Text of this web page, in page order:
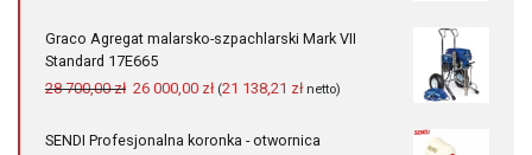
wynosiła:
3
wynosi:
Graco Agregat malarsko-szpachlarski Mark VII
Standard 17E665
28 700,00zł Pierwotna
wynosiła:
26 000,00 złAktualna
wynosi:
(21 138,21 złnetto)
SENDI Profesjonalna koronka - otwornica